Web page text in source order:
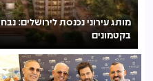
בקטמונים